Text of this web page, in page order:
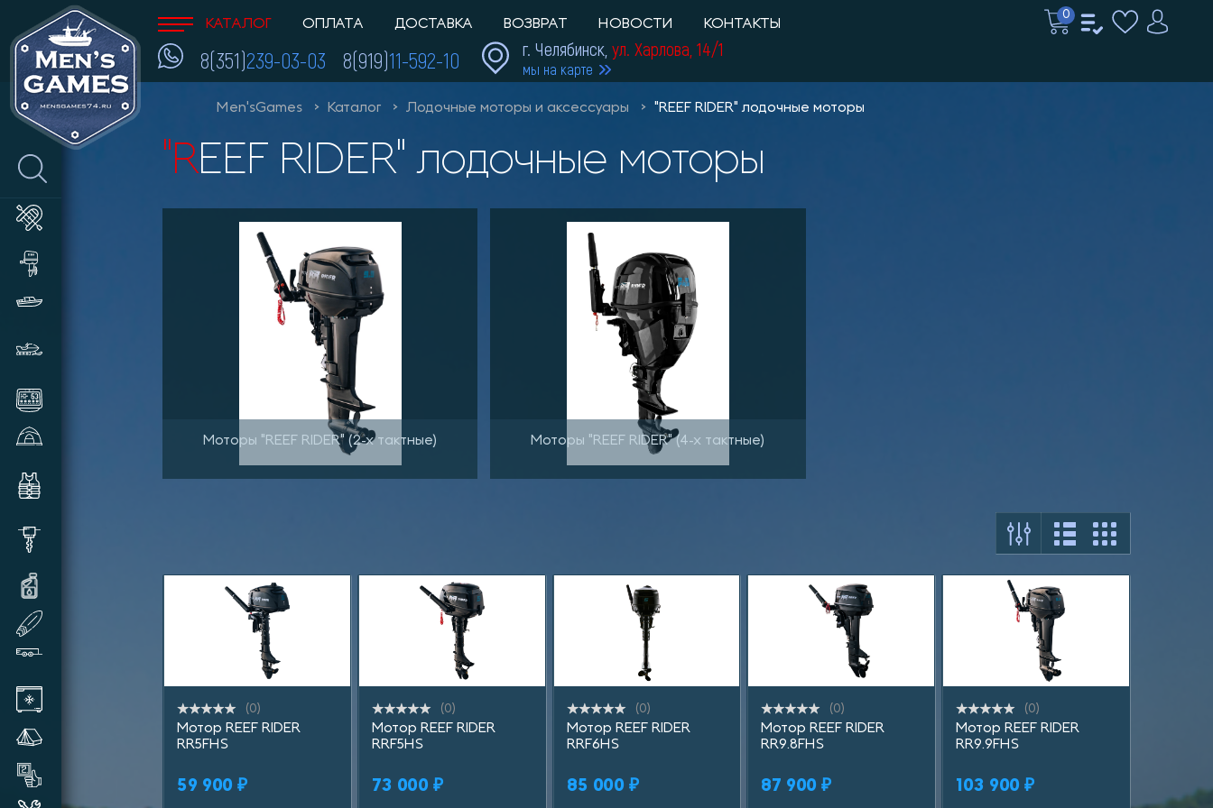
КАТАЛОГ ОПЛАТА ДОСТАВКА ВОЗВРАТ НОВОСТИ КОНТАКТЫ
0
8(351)239-03-03 8(919)11-592-10 г. Челябинск, ул. Харлова, 14/1
мы на карте
Men'sGames Каталог Лодочные моторы и аксессуары "REEF RIDER" лодочные моторы
"REEF RIDER" лодочные моторы
Моторы "REEF RIDER" (2-х тактные) Моторы "REEF RIDER" (4-х тактные)
(0)
Мотор REEF RIDER
RR5FHS
59 900 ₽
Купить в 1 клик
(0)
Мотор REEF RIDER
RRF5HS
73 000 ₽
Купить в 1 клик
(0)
Мотор REEF RIDER
RRF6HS
85 000 ₽
Купить в 1 клик
(0)
Мотор REEF RIDER
RR9.8FHS
87 900 ₽
Купить в 1 клик
(0)
Мотор REEF RIDER
RR9.9FHS
103 900 ₽
Зимние палатки и аксессуары
Комплектующие и аксессуары
Товары бывшие в употреблении